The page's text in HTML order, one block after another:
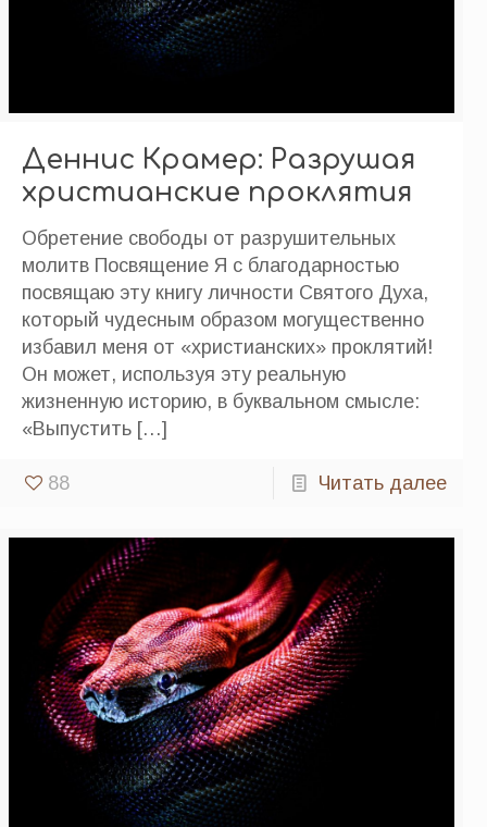
Деннис Крамер: Разрушая
христианские проклятия
Обретение свободы от разрушительных
молитв Посвящение Я с благодарностью
посвящаю эту книгу личности Святого Духа,
который чудесным образом могущественно
избавил меня от «христианских» проклятий!
Он может, используя эту реальную
жизненную историю, в буквальном смысле:
«Выпустить […]
88 Читать далее